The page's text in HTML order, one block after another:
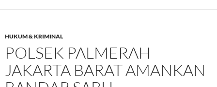
HUKUM & KRIMINAL
POLSEK PALMERAH
JAKARTA BARAT AMANKAN